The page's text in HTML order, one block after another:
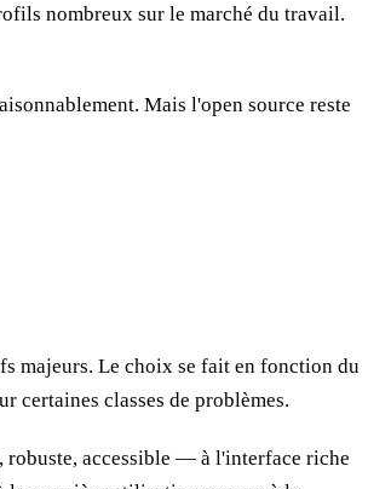
nombreux sur le marché du travail.
Mais l'open source reste
majeurs. Le choix se fait en fonction du
certaines classes de problèmes.
robuste, accessible — à l'interface riche